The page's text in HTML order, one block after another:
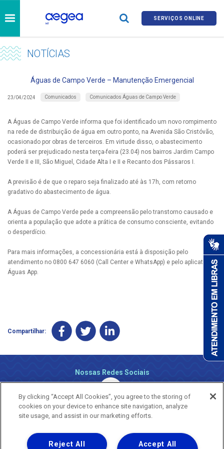
SERVIÇOS ONLINE
NOTÍCIAS
Águas de Campo Verde – Manutenção Emergencial
23/04/2024 Comunicados Comunicados Águas de Campo Verde
A Águas de Campo Verde informa que foi identificado um novo rompimento
na rede de distribuição de água em outro ponto, na Avenida São Cristóvão,
ocasionado por obras de terceiros. Em virtude disso, o abastecimento
poderá ser prejudicado nesta terça-feira (23.04) nos bairros Jardim Campo
Verde II e III, São Miguel, Cidade Alta I e II e Recanto dos Pássaros I.
A previsão é de que o reparo seja finalizado até às 17h, com retorno
gradativo do abastecimento de água.
A Águas de Campo Verde pede a compreensão pelo transtorno causado e
orienta a população que adote a prática de consumo consciente, evitando
o desperdício.
Para mais informações, a concessionária está à disposição pelo
atendimento no 0800 647 6060 (Call Center e WhatsApp) e pelo aplicativo
Águas App.
Compartilhar:
Nossas Redes Sociais
By clicking “Accept All Cookies”, you agree to the storing of
cookies on your device to enhance site navigation, analyze
site usage, and assist in our marketing efforts.
Accept All
Reject All